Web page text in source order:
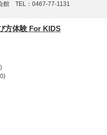
館 TEL：0467-77-1131
方体験 For KIDS